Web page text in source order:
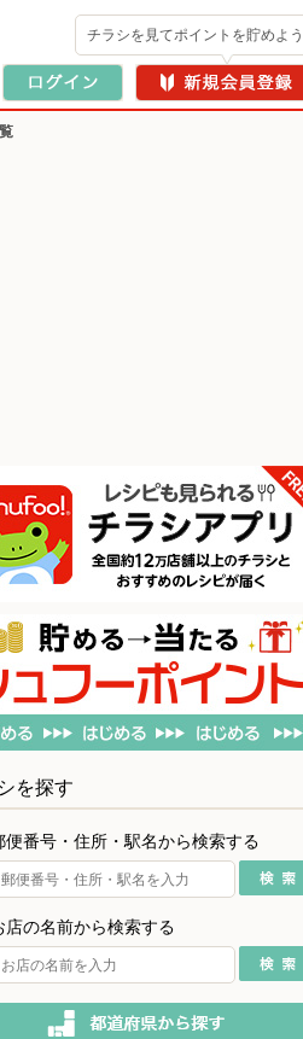
チラシを見てポイントを貯めよう
を探す
便番号・住所・駅名から検索する
店の名前から検索する